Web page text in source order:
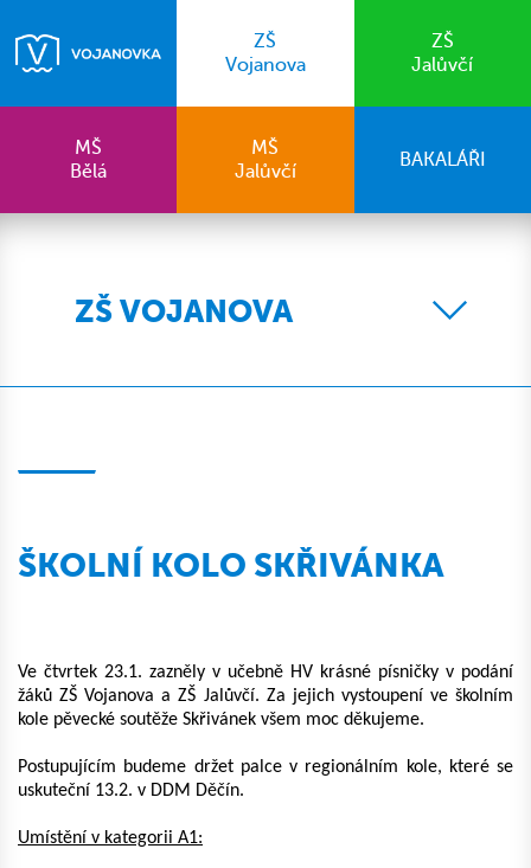
ZŠ
Vojanova
ZŠ
Jalůvčí
MŠ
Bělá
MŠ
Jalůvčí
BAKALÁŘI
ZŠ VOJANOVA
ŠKOLNÍ KOLO SKŘIVÁNKA
Ve čtvrtek 23.1. zazněly v učebně HV krásné písničky v podání
žáků ZŠ Vojanova a ZŠ Jalůvčí. Za jejich vystoupení ve školním
kole pěvecké soutěže Skřivánek všem moc děkujeme.
Postupujícím budeme držet palce v regionálním kole, které se
uskuteční 13.2. v DDM Děčín.
Umístění v kategorii A1: